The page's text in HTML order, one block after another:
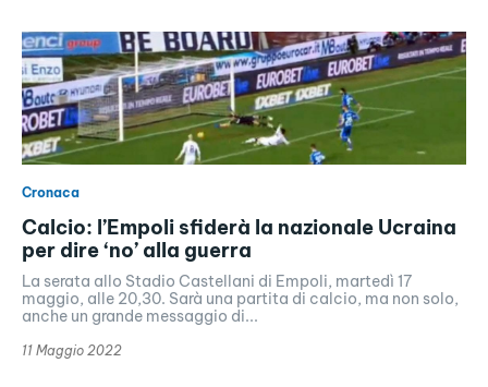
Cronaca
Calcio: l’Empoli sfiderà la nazionale Ucraina
per dire ‘no’ alla guerra
La serata allo Stadio Castellani di Empoli, martedì 17
maggio, alle 20,30. Sarà una partita di calcio, ma non solo,
anche un grande messaggio di...
11 Maggio 2022